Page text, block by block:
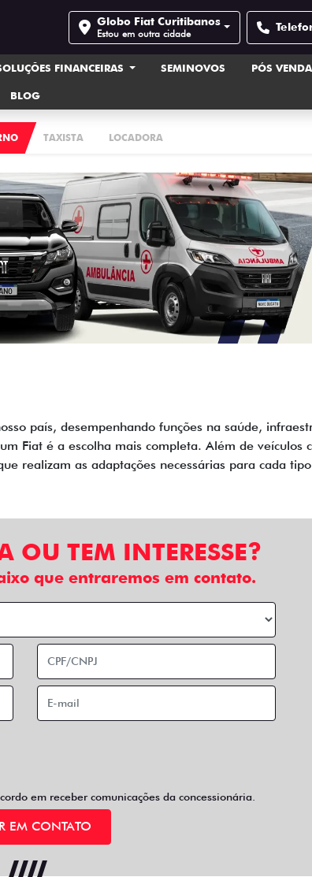
Globo Fiat Curitibanos
Estou em outra cidade
FINANCEIRAS SEMINOVOS PÓS
BLOG
TAXISTA LOCADORA
país, desempenhando funções na saúde,
Fiat é a escolha mais completa. Além de veículos
realizam as adaptações necessárias para cada
OU TEM INTERESSE?
que entraremos em contato.
em receber comunicações da concessionária.
EM CONTATO